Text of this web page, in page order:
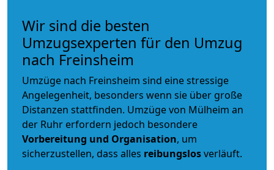
Wir sind die besten
Umzugsexperten für den Umzug
nach Freinsheim
Umzüge nach Freinsheim sind eine stressige
Angelegenheit, besonders wenn sie über große
Distanzen stattfinden. Umzüge von Mülheim an
der Ruhr erfordern jedoch besondere
Vorbereitung und Organisation, um
sicherzustellen, dass alles reibungslosverläuft.